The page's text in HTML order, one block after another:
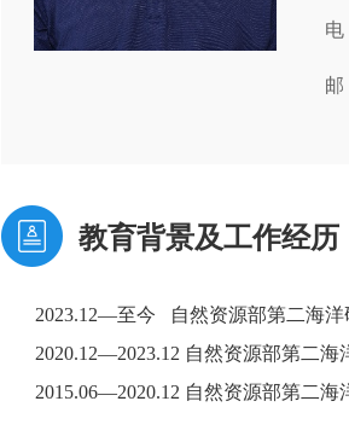
教育背景及工作经历
2023.12—至今 自然资源部第二海
2020.12—2023.12 自然资源部第二海
2015.06—2020.12 自然资源部第二海